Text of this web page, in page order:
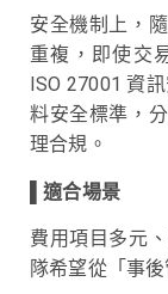
安全機制上，
重複，即使交
ISO 27001 資
料安全標準，
理合規。
▌適合場景
費用項目多元
隊希望從「事